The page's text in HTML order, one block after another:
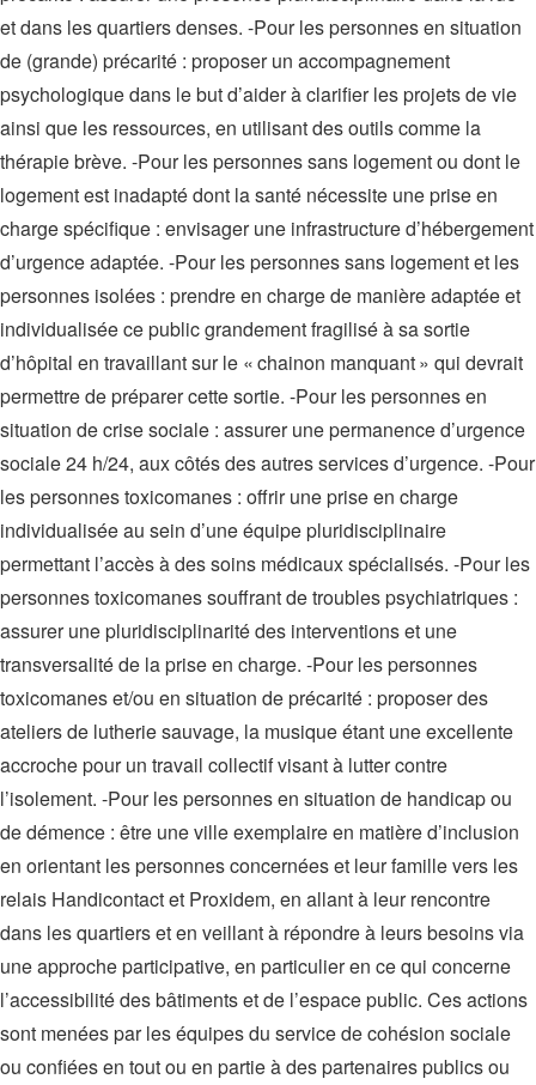
et dans les quartiers denses. -Pour les personnes en situation
de (grande) précarité : proposer un accompagnement
psychologique dans le but d’aider à clarifier les projets de vie
ainsi que les ressources, en utilisant des outils comme la
thérapie brève. -Pour les personnes sans logement ou dont le
logement est inadapté dont la santé nécessite une prise en
charge spécifique : envisager une infrastructure d’hébergement
d’urgence adaptée. -Pour les personnes sans logement et les
personnes isolées : prendre en charge de manière adaptée et
individualisée ce public grandement fragilisé à sa sortie
d’hôpital en travaillant sur le « chainon manquant » qui devrait
permettre de préparer cette sortie. -Pour les personnes en
situation de crise sociale : assurer une permanence d’urgence
sociale 24 h/24, aux côtés des autres services d’urgence. -Pour
les personnes toxicomanes : offrir une prise en charge
individualisée au sein d’une équipe pluridisciplinaire
permettant l’accès à des soins médicaux spécialisés. -Pour les
personnes toxicomanes souffrant de troubles psychiatriques :
assurer une pluridisciplinarité des interventions et une
transversalité de la prise en charge. -Pour les personnes
toxicomanes et/ou en situation de précarité : proposer des
ateliers de lutherie sauvage, la musique étant une excellente
accroche pour un travail collectif visant à lutter contre
l’isolement. -Pour les personnes en situation de handicap ou
de démence : être une ville exemplaire en matière d’inclusion
en orientant les personnes concernées et leur famille vers les
relais Handicontact et Proxidem, en allant à leur rencontre
dans les quartiers et en veillant à répondre à leurs besoins via
une approche participative, en particulier en ce qui concerne
l’accessibilité des bâtiments et de l’espace public. Ces actions
sont menées par les équipes du service de cohésion sociale
ou confiées en tout ou en partie à des partenaires publics ou